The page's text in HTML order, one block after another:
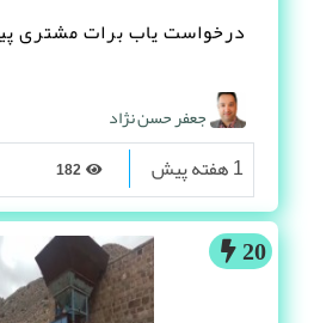
درخواست یاب برات مشتری
جعفر حسن نژاد
1 هفته پیش
20